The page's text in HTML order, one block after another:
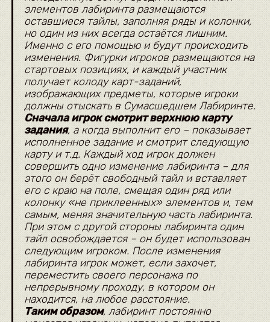
элементов лабиринта размещаются
оставшиеся тайлы, заполняя ряды и колонки,
но один из них всегда остаётся лишним.
Именно с его помощью и будут происходить
изменения. Фигурки игроков размещаются на
стартовых позициях, и каждый участник
получает колоду карт-заданий,
изображающих предметы, которые игроки
должны отыскать в Сумасшедшем Лабиринте.
Сначала игрок смотрит верхнюю карту
задания, а когда выполнит его – показывает
исполненное задание и смотрит следующую
карту и т.д. Каждый ход игрок должен
совершить одно изменение лабиринта – для
этого он берёт свободный тайл и вставляет
его с краю на поле, смещая один ряд или
колонку «не приклеенных» элементов и, тем
самым, меняя значительную часть лабиринта.
При этом с другой стороны лабиринта один
тайл освобождается – он будет использован
следующим игроком. После изменения
лабиринта игрок может, если захочет,
переместить своего персонажа по
непрерывному проходу, в котором он
находится, на любое расстояние.
Таким образом, лабиринт постоянно